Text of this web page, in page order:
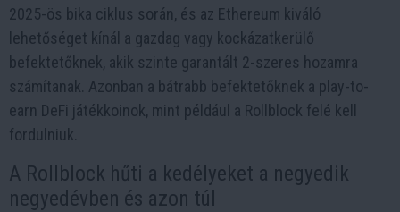
2025-ös bika ciklus során, és az Ethereum kiváló
lehetőséget kínál a gazdag vagy kockázatkerülő
befektetőknek, akik szinte garantált 2-szeres hozamra
számítanak. Azonban a bátrabb befektetőknek a play-to-
earn DeFi játékkoinok, mint például a Rollblock felé kell
fordulniuk.
A Rollblock hűti a kedélyeket a negyedik
negyedévben és azon túl